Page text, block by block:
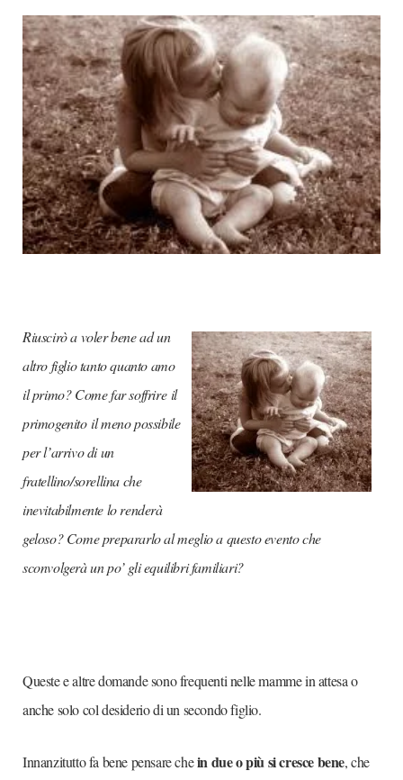
Riuscirò a voler bene ad un
altro figlio tanto quanto amo
il primo? Come far soffrire il
primogenito il meno possibile
per l’arrivo di un
fratellino/sorellina che
inevitabilmente lo renderà
geloso? Come prepararlo al meglio a questo evento che
sconvolgerà un po’ gli equilibri familiari?
Queste e altre domande sono frequenti nelle mamme in attesa o
anche solo col desiderio di un secondo figlio.
Innanzitutto fa bene pensare chein due o più si cresce bene, che